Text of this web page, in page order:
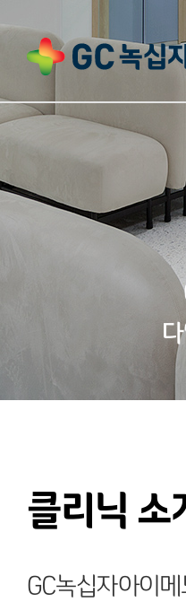
클리닉 소
GC녹십자아이